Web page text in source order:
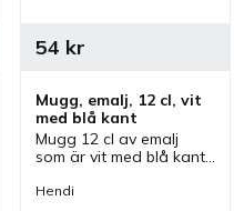
Mugg, emalj, 12 cl, vit
med blå kant
Mugg 12 cl av emalj
som är vit med blå kant
ingår i en serie där olika
54 kr
Hendi